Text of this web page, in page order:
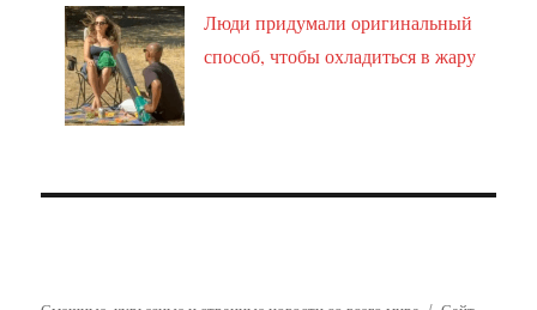
Люди придумали оригинальный
способ, чтобы охладиться в жару